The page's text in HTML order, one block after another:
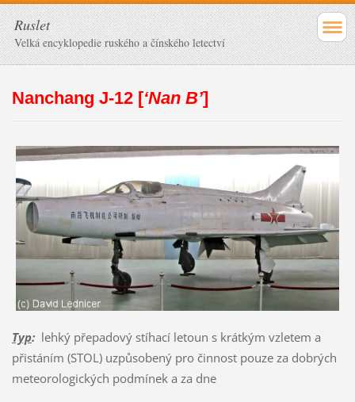
Ruslet
Velká encyklopedie ruského a čínského letectví
Nanchang J-12 [‘Nan B’]
Typ:lehký přepadový stíhací letoun s krátkým vzletem a
přistáním (STOL) uzpůsobený pro činnost pouze za dobrých
meteorologických podmínek a za dne